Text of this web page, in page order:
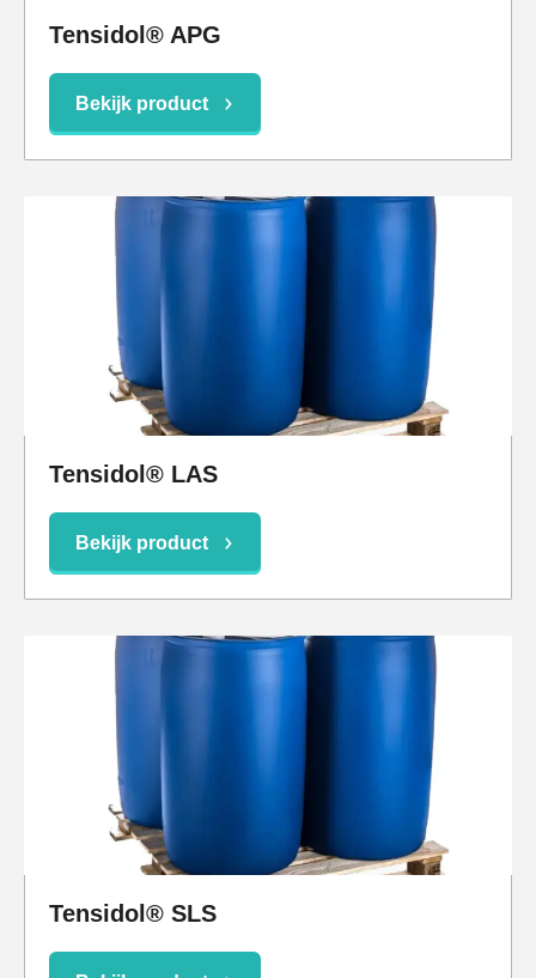
Tensidol® APG
Bekijk product
Tensidol® LAS
Bekijk product
Tensidol® SLS